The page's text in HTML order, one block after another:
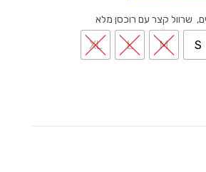
שרוול קצר עם רוכסן מלא
S
M
L
XL